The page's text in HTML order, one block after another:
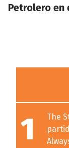
Petrolero en
1
The